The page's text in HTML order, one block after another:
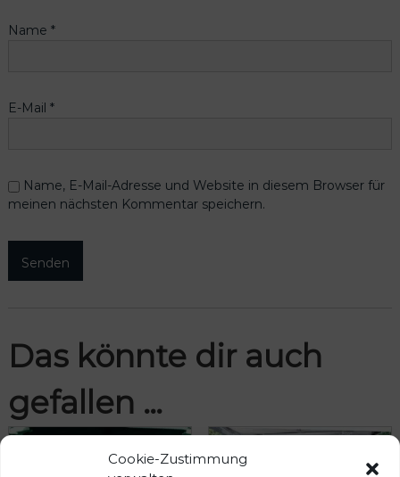
Cookie-Zustimmung
Name *
E-Mail *
Name, E-Mail-Adresse und Website in diesem Browser für
meinen nächsten Kommentar speichern.
Das könnte dir auch
gefallen …